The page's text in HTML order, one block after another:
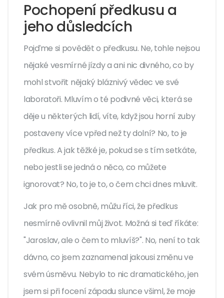
Pochopení předkusu a
jeho důsledcích
Pojďme si povědět o předkusu. Ne, tohle nejsou
nějaké vesmírné jízdy a ani nic divného, co by
mohl stvořit nějaký bláznivý vědec ve své
laboratoři. Mluvím o té podivné věci, která se
děje u některých lidí, víte, když jsou horní zuby
postaveny více vpřed než ty dolní? No, to je
předkus. A jak těžké je, pokud se s tím setkáte,
nebo jestli se jedná o něco, co můžete
ignorovat? No, to je to, o čem chci dnes mluvit.
Jak pro mě osobně, můžu říci, že předkus
nesmírně ovlivnil můj život. Možná si teď říkáte:
"Jaroslav, ale o čem to mluvíš?". No, není to tak
dávno, co jsem zaznamenal jakousi změnu ve
svém úsměvu. Nebylo to nic dramatického, jen
jsem si při focení západu slunce všiml, že moje